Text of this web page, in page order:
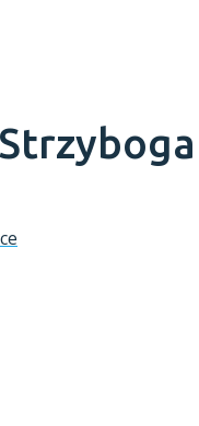
Strzyboga